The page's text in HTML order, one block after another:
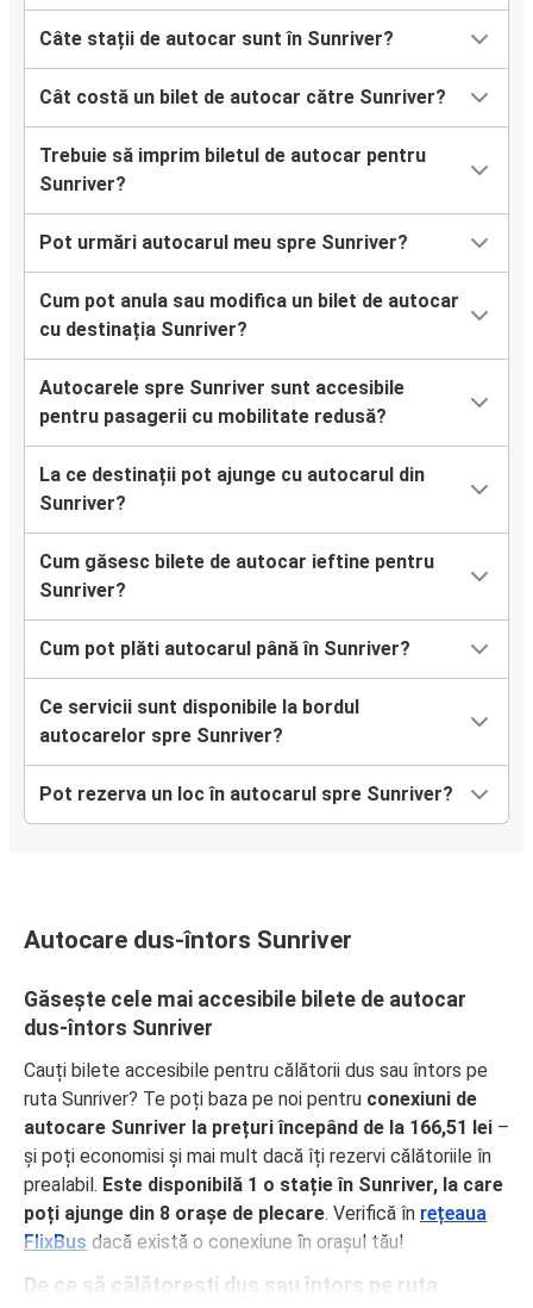
Câte stații de autocar sunt în Sunriver?
Cât costă un bilet de autocar către Sunriver?
Trebuie să imprim biletul de autocar pentru
Sunriver?
Pot urmări autocarul meu spre Sunriver?
Cum pot anula sau modifica un bilet de autocar
cu destinația Sunriver?
Autocarele spre Sunriver sunt accesibile
pentru pasagerii cu mobilitate redusă?
La ce destinații pot ajunge cu autocarul din
Sunriver?
Cum găsesc bilete de autocar ieftine pentru
Sunriver?
Cum pot plăti autocarul până în Sunriver?
Ce servicii sunt disponibile la bordul
autocarelor spre Sunriver?
Pot rezerva un loc în autocarul spre Sunriver?
Autocare dus-întors Sunriver
Găsește cele mai accesibile bilete de autocar
dus-întors Sunriver
Cauți bilete accesibile pentru călătorii dus sau întors pe
ruta Sunriver? Te poți baza pe noi pentru conexiuni de
autocare Sunriver la prețuri începând de la 166,51 lei –
și poți economisi și mai mult dacă îți rezervi călătoriile în
prealabil. Este disponibilă 1 o stație în Sunriver, la care
poți ajunge din 8 orașe de plecare. Verifică în rețeaua
FlixBus dacă există o conexiune în orașul tău!
De ce să călătorești dus sau întors pe ruta